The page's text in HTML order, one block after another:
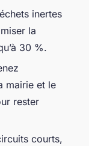
inertes
la
30 %.
mairie et le
rester
courts,